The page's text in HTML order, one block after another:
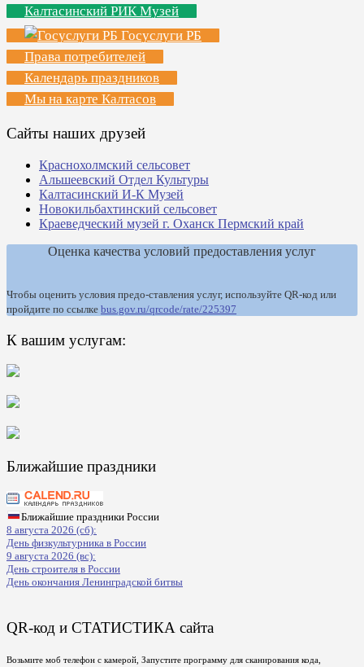
Калтасинский РИК Музей
Госуслуги РБ
Права потребителей
Календарь праздников
Мы на карте Калтасов
Сайты наших друзей
Краснохолмский сельсовет
Альшеевский Отдел Культуры
Калтасинский И-К Музей
Новокильбахтинский сельсовет
Краеведческий музей г. Оханск Пермский край
Оценка качества условий предоставления услуг
Чтобы оценить условия предо-ставления услуг, используйте QR-код или
пройдите по ссылке bus.gov.ru/qrcode/rate/225397
К вашим услугам:
Ближайшие праздники
Ближайшие праздники России
8 августа 2026 (сб):
День физкультурника в России
9 августа 2026 (вс):
День строителя в России
День окончания Ленинградской битвы
QR-код и СТАТИСТИКА сайта
Возьмите моб телефон с камерой, Запустите программу для сканирования кода,